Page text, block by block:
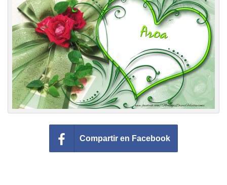
Felicitaciones días del año
Felicitaciones musicales
Entrar
Compartir en Facebook